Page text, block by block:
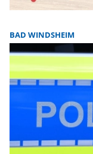
BAD WINDSHEIM